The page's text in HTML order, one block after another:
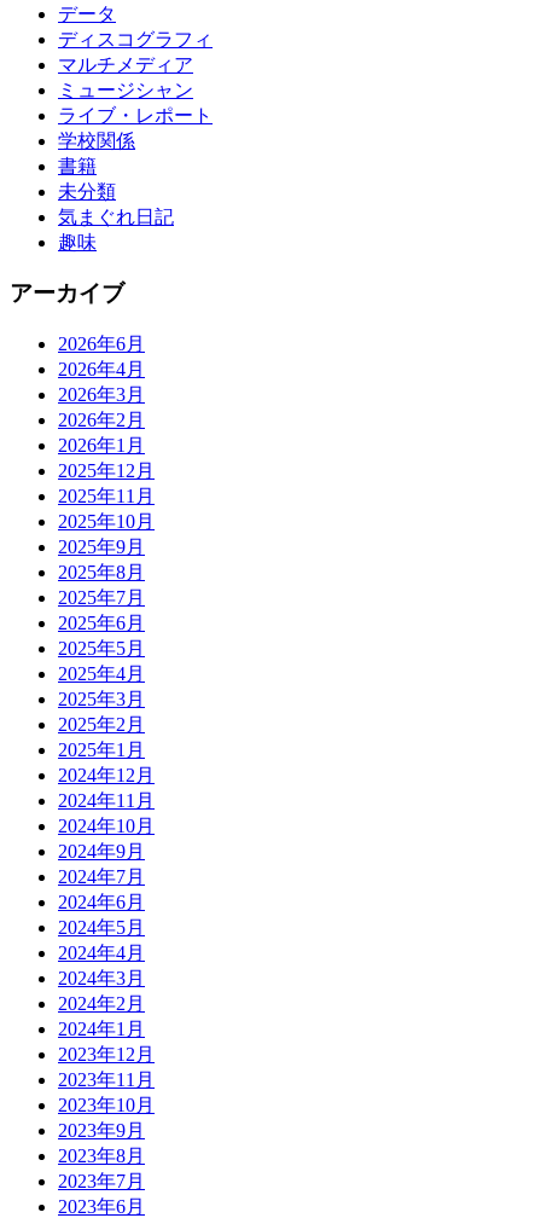
データ
ディスコグラフィ
マルチメディア
ミュージシャン
ライブ・レポート
学校関係
書籍
未分類
気まぐれ日記
趣味
アーカイブ
2026年6月
2026年4月
2026年3月
2026年2月
2026年1月
2025年12月
2025年11月
2025年10月
2025年9月
2025年8月
2025年7月
2025年6月
2025年5月
2025年4月
2025年3月
2025年2月
2025年1月
2024年12月
2024年11月
2024年10月
2024年9月
2024年7月
2024年6月
2024年5月
2024年4月
2024年3月
2024年2月
2024年1月
2023年12月
2023年11月
2023年10月
2023年9月
2023年8月
2023年7月
2023年6月